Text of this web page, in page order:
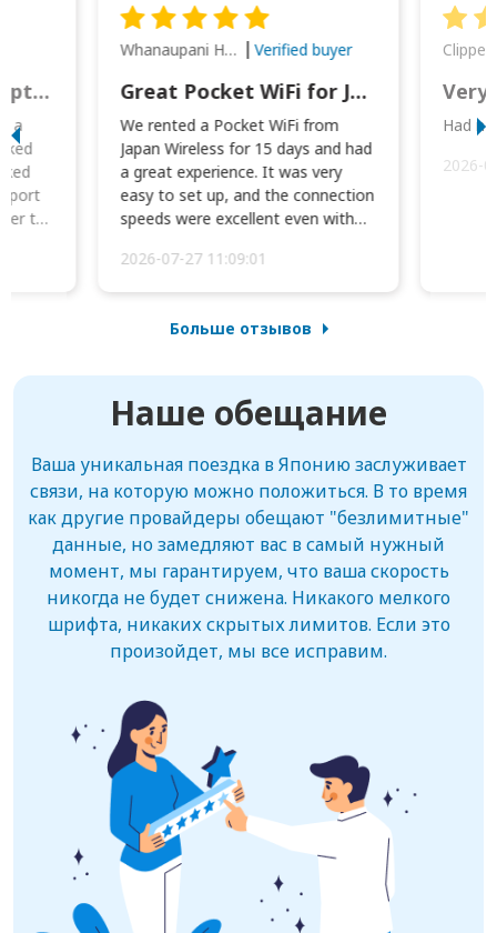
This was wonderful option to a family of four. Everything worked smoothly.
a
to
Whanaupani Henry Joseph Macown Verified buyer
Great Pocket WiFi for Japan Travel
We rented a Pocket WiFi from
Japan Wireless for 15 days and had
a great experience. It was very
easy to set up, and the connection
speeds were excellent even with
2026-07-27 11:09:01
Very
Had
2026-
Больше отзывов
Наше обещание
Ваша уникальная поездка в Японию заслуживает
связи, на которую можно положиться. В то время
как другие провайдеры обещают "безлимитные"
данные, но замедляют вас в самый нужный
момент, мы гарантируем, что ваша скорость
никогда не будет снижена. Никакого мелкого
шрифта, никаких скрытых лимитов. Если это
произойдет, мы все исправим.